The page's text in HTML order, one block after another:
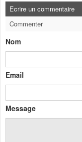
Ecrire un commentaire
Commenter
Nom
Email
Message